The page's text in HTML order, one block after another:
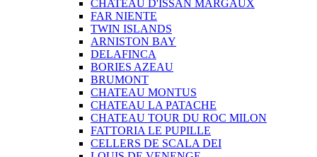
CHATEAU D'ISSAN MARGAUX
FAR NIENTE
TWIN ISLANDS
ARNISTON BAY
DELAFINCA
BORIES AZEAU
BRUMONT
CHATEAU MONTUS
CHATEAU LA PATACHE
CHATEAU TOUR DU ROC MILON
FATTORIA LE PUPILLE
CELLERS DE SCALA DEI